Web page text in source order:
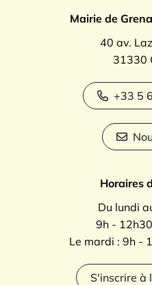
Mairie de
40 av.
31330
+33 5
Horaires
Du lundi
9h -
Le mardi : 9h -
S'inscrire à